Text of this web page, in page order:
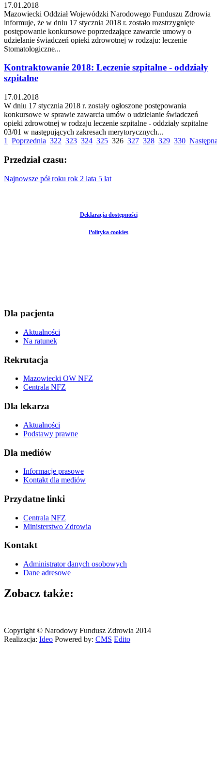
17.01.2018
Mazowiecki Oddział Wojewódzki Narodowego Funduszu Zdrowia
informuje, że w dniu 17 stycznia 2018 r. zostało rozstrzygnięte
postępowanie konkursowe poprzedzające zawarcie umowy o
udzielanie świadczeń opieki zdrowotnej w rodzaju: leczenie
Stomatologiczne...
Kontraktowanie 2018: Leczenie szpitalne - oddziały
szpitalne
17.01.2018
W dniu 17 stycznia 2018 r. zostały ogłoszone postępowania
konkursowe w sprawie zawarcia umów o udzielanie świadczeń
opieki zdrowotnej w rodzaju leczenie szpitalne - oddziały szpitalne
03/01 w następujących zakresach merytorycznych...
1
Poprzednia 322 323 324 325 326 327 328 329 330
Przedział czasu:
Najnowsze pół roku rok 2 lata 5 lat
Deklaracja dostępności
Polityka cookies
Dla pacjenta
Aktualności
Na ratunek
Rekrutacja
Mazowiecki OW NFZ
Centrala NFZ
Dla lekarza
Aktualności
Podstawy prawne
Dla mediów
Informacje prasowe
Kontakt dla mediów
Przydatne linki
Centrala NFZ
Ministerstwo Zdrowia
Kontakt
Administrator danych osobowych
Dane adresowe
Zobacz także:
Copyright © Narodowy Fundusz Zdrowia 2014
Realizacja: Ideo Powered by: CMS Edito